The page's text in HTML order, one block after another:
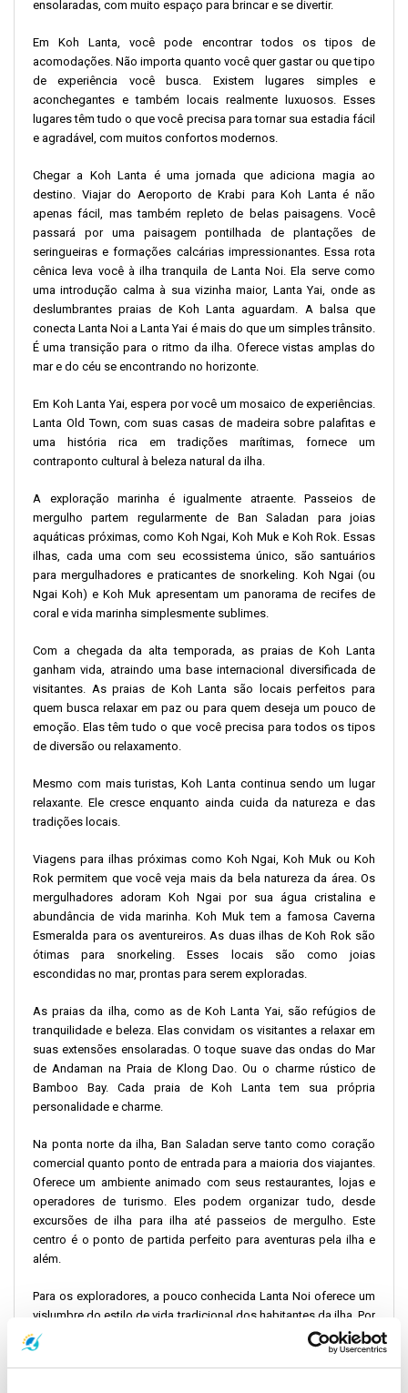
ensolaradas, com muito espaço para brincar e se divertir.
Em Koh Lanta, você pode encontrar todos os tipos de
acomodações. Não importa quanto você quer gastar ou que tipo
de experiência você busca. Existem lugares simples e
aconchegantes e também locais realmente luxuosos. Esses
lugares têm tudo o que você precisa para tornar sua estadia fácil
e agradável, com muitos confortos modernos.
Chegar a Koh Lanta é uma jornada que adiciona magia ao
destino. Viajar do Aeroporto de Krabi para Koh Lanta é não
apenas fácil, mas também repleto de belas paisagens. Você
passará por uma paisagem pontilhada de plantações de
seringueiras e formações calcárias impressionantes. Essa rota
cênica leva você à ilha tranquila de Lanta Noi. Ela serve como
uma introdução calma à sua vizinha maior, Lanta Yai, onde as
deslumbrantes praias de Koh Lanta aguardam. A balsa que
conecta Lanta Noi a Lanta Yai é mais do que um simples trânsito.
É uma transição para o ritmo da ilha. Oferece vistas amplas do
mar e do céu se encontrando no horizonte.
Em Koh Lanta Yai, espera por você um mosaico de experiências.
Lanta Old Town, com suas casas de madeira sobre palafitas e
uma história rica em tradições marítimas, fornece um
contraponto cultural à beleza natural da ilha.
A exploração marinha é igualmente atraente. Passeios de
mergulho partem regularmente de Ban Saladan para joias
aquáticas próximas, como Koh Ngai, Koh Muk e Koh Rok. Essas
ilhas, cada uma com seu ecossistema único, são santuários
para mergulhadores e praticantes de snorkeling. Koh Ngai (ou
Ngai Koh) e Koh Muk apresentam um panorama de recifes de
coral e vida marinha simplesmente sublimes.
Com a chegada da alta temporada, as praias de Koh Lanta
ganham vida, atraindo uma base internacional diversificada de
visitantes. As praias de Koh Lanta são locais perfeitos para
quem busca relaxar em paz ou para quem deseja um pouco de
emoção. Elas têm tudo o que você precisa para todos os tipos
de diversão ou relaxamento.
Mesmo com mais turistas, Koh Lanta continua sendo um lugar
relaxante. Ele cresce enquanto ainda cuida da natureza e das
tradições locais.
Viagens para ilhas próximas como Koh Ngai, Koh Muk ou Koh
Rok permitem que você veja mais da bela natureza da área. Os
mergulhadores adoram Koh Ngai por sua água cristalina e
abundância de vida marinha. Koh Muk tem a famosa Caverna
Esmeralda para os aventureiros. As duas ilhas de Koh Rok são
ótimas para snorkeling. Esses locais são como joias
escondidas no mar, prontas para serem exploradas.
As praias da ilha, como as de Koh Lanta Yai, são refúgios de
tranquilidade e beleza. Elas convidam os visitantes a relaxar em
suas extensões ensolaradas. O toque suave das ondas do Mar
de Andaman na Praia de Klong Dao. Ou o charme rústico de
Bamboo Bay. Cada praia de Koh Lanta tem sua própria
personalidade e charme.
Na ponta norte da ilha, Ban Saladan serve tanto como coração
comercial quanto ponto de entrada para a maioria dos viajantes.
Oferece um ambiente animado com seus restaurantes, lojas e
operadores de turismo. Eles podem organizar tudo, desde
excursões de ilha para ilha até passeios de mergulho. Este
centro é o ponto de partida perfeito para aventuras pela ilha e
além.
Para os exploradores, a pouco conhecida Lanta Noi oferece um
vislumbre do estilo de vida tradicional dos habitantes da ilha. Por
outro lado, uma viagem ao ponto mais ao sul revela o Parque
Nacional de Lanta. É um bastião de beleza natural e um
testemunho do compromisso da ilha com a conservação.